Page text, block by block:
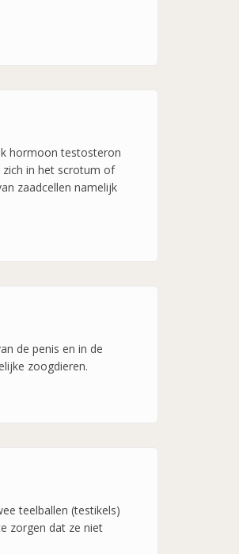
hormoon testosteron
zich in het scrotum of
zaadcellen namelijk
de penis en in de
zoogdieren.
teelballen (testikels)
zorgen dat ze niet